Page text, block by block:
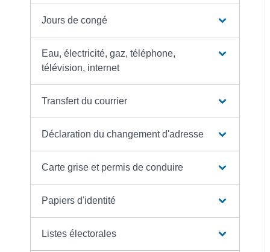
Jours de congé
Eau, électricité, gaz, téléphone,
télévision, internet
Transfert du courrier
Déclaration du changement d'adresse
Carte grise et permis de conduire
Papiers d'identité
Listes électorales